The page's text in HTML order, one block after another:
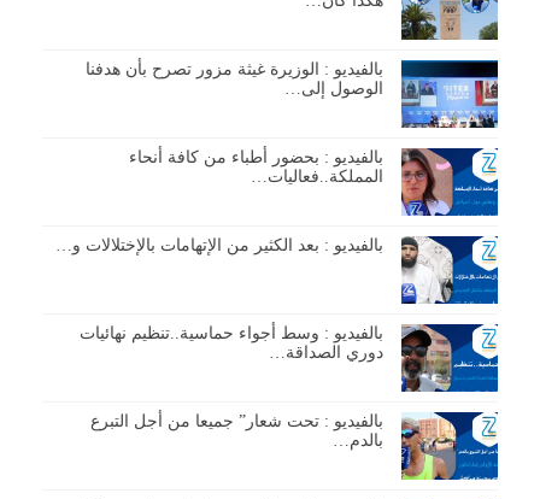
بالفيديو : الوزيرة غيثة مزور تصرح بأن هدفنا
الوصول إلى…
بالفيديو : بحضور أطباء من كافة أنحاء
المملكة..فعاليات…
بالفيديو : بعد الكثير من الإتهامات بالإختلالات و…
بالفيديو : وسط أجواء حماسية..تنظيم نهائيات
دوري الصداقة…
بالفيديو : تحت شعار” جميعا من أجل التبرع
بالدم…